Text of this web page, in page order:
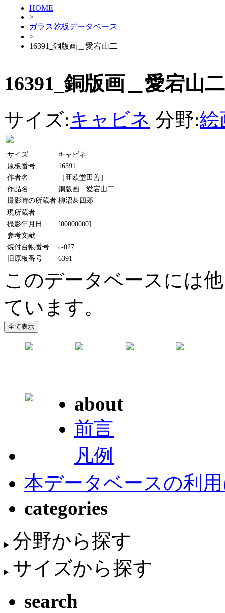
HOME
>
ガラス乾板データベース
>
16391_銅版画＿愛宕山二
16391_銅版画＿愛宕山二
サイズ:キャビネ 分野:絵
サイズ
キャビネ
原板番号
16391
作者名
［亜欧堂田善］
作品名
銅版画＿愛宕山二
撮影時の所蔵者 柳沼甚四郎
現所蔵者
撮影年月日
[00000000]
参考文献
焼付台帳番号
c-027
旧原板番号
6391
このデータベースには
ています。
about
前言
凡例
本データベースの利
categories
分野から探す
サイズから探す
search